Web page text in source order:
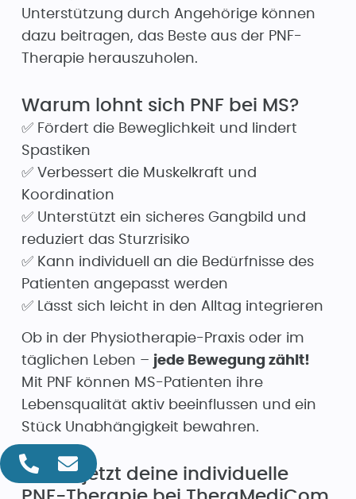
Unterstützung durch Angehörige können
dazu beitragen, das Beste aus der PNF-
Therapie herauszuholen.
Warum lohnt sich PNF bei MS?
✅ Fördert die Beweglichkeit und lindert
Spastiken
✅ Verbessert die Muskelkraft und
Koordination
✅ Unterstützt ein sicheres Gangbild und
reduziert das Sturzrisiko
✅ Kann individuell an die Bedürfnisse des
Patienten angepasst werden
✅ Lässt sich leicht in den Alltag integrieren
Ob in der Physiotherapie-Praxis oder im
täglichen Leben – jede Bewegung zählt!
Mit PNF können MS-Patienten ihre
Lebensqualität aktiv beeinflussen und ein
Stück Unabhängigkeit bewahren.
Starte jetzt deine individuelle